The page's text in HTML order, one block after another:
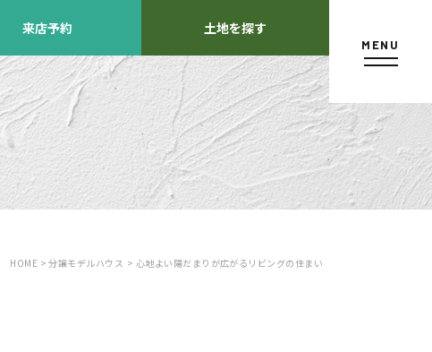
来店予約 土地を探す
MENU
HOME >分譲モデルハウス > 心地よい陽だまりが広がるリビングの住まい